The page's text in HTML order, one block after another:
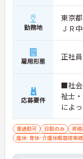
勤務地
東京
ＪＲ
雇用形態 正社
応募要件
■社会
祉士
によ
免許
車通勤可 日勤のみ 資
産休･育休･介護休暇取得実